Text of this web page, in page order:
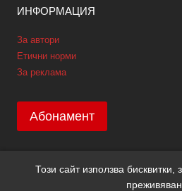
ИНФОРМАЦИЯ
За автори
Етични норми
За реклама
Абонамент
Copyright © 2026 GPNews. Всички
Този сайт използва